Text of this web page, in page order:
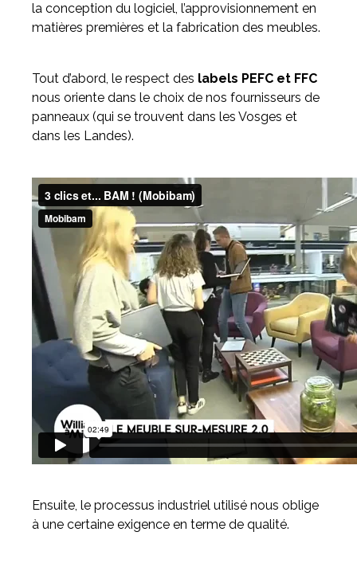
la conception du logiciel, l’approvisionnement en
matières premières et la fabrication des meubles.
Tout d’abord, le respect des labels PEFC et FFC
nous oriente dans le choix de nos fournisseurs de
panneaux (qui se trouvent dans les Vosges et
dans les Landes).
Ensuite, le processus industriel utilisé nous oblige
à une certaine exigence en terme de qualité.